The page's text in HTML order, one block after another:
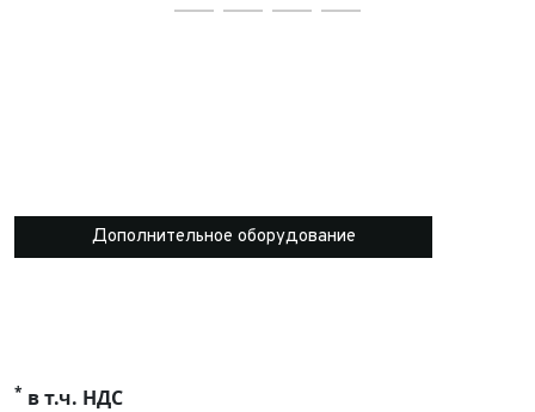
Дополнительное оборудование
* в т.ч. НДС